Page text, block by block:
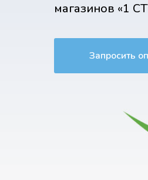
магазинов «1
Запросить